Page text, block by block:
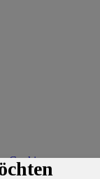
Cookie-